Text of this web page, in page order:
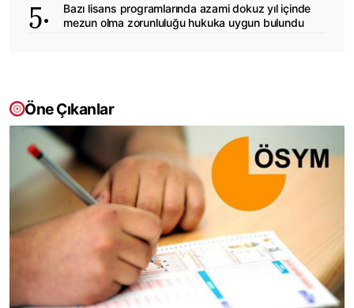
Bazı lisans programlarında azami dokuz yıl içinde
mezun olma zorunluluğu hukuka uygun bulundu
Öne Çıkanlar